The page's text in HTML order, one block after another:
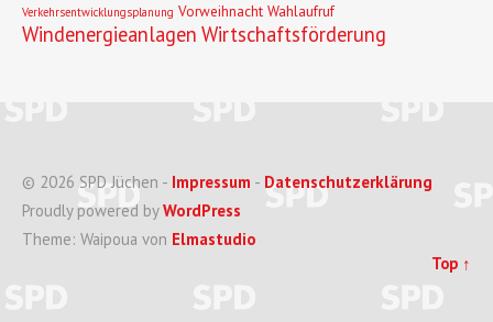
Verkehrsentwicklungsplanung Vorweihnacht Wahlaufruf
Windenergieanlagen Wirtschaftsförderung
© 2026 SPD Jüchen - Impressum - Datenschutzerklärung
Proudly powered byWordPress
Theme: Waipoua von Elmastudio
Top ↑